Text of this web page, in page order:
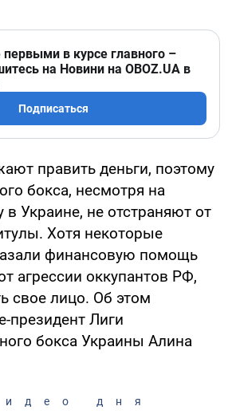
первыми в курсе главного –
на Новини на OBOZ.UA в
Подписаться
править деньги, поэтому
бокса, несмотря на
Украине, не отстраняют от
Хотя некоторые
финансовую помощь
агрессии оккупантов РФ,
свое лицо. Об этом
президент Лиги
бокса Украины Алина
дня